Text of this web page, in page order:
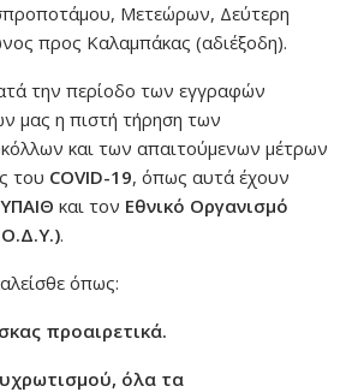
Μετεώρων, Δεύτερη
προς Καλαμπάκας (αδιέξοδη).
την περίοδο των εγγραφών
μας η πιστή τήρηση των
και των απαιτούμενων μέτρων
του COVID-19, όπως αυτά έχουν
ΥΠΑΙΘ και τον Εθνικό Οργανισμό
.
όπως:
προαιρετικά.
όλα τα